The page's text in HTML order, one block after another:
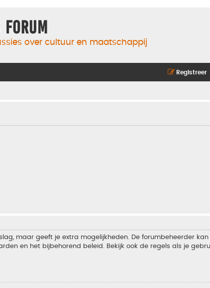
over cultuur en maatschappij
Registreer
maar geeft je extra mogelijkheden. De forumbeheerder kan
en het bijbehorend beleid. Bekijk ook de regels als je